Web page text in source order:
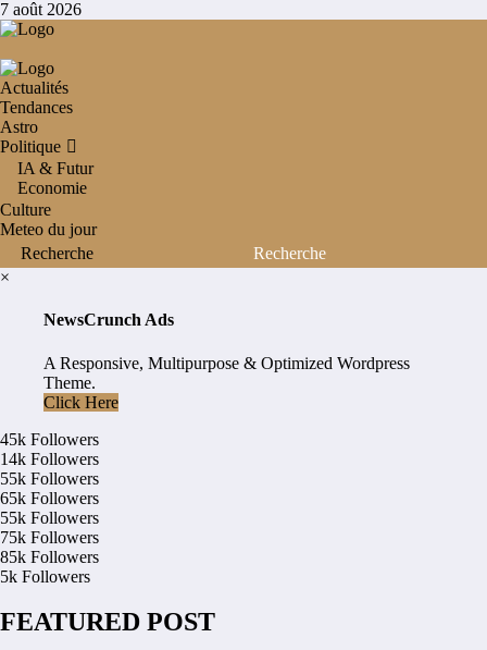
Aller
au
7 août 2026
Actualités
Tendances
Astro
Politique
IA & Futur
Economie
Culture
Meteo du jour
×
NewsCrunch Ads
A Responsive, Multipurpose & Optimized Wordpress
Theme.
Click Here
45k Followers
14k Followers
55k Followers
65k Followers
55k Followers
75k Followers
85k Followers
5k Followers
FEATURED POST